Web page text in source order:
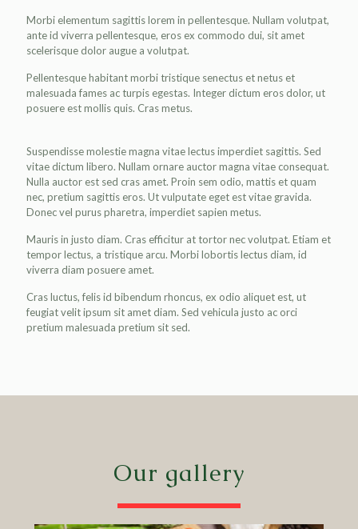
Morbi elementum sagittis lorem in pellentesque. Nullam volutpat,
ante id viverra pellentesque, eros ex commodo dui, sit amet
scelerisque dolor augue a volutpat.
Pellentesque habitant morbi tristique senectus et netus et
malesuada fames ac turpis egestas. Integer dictum eros dolor, ut
posuere est mollis quis. Cras metus.
Suspendisse molestie magna vitae lectus imperdiet sagittis. Sed
vitae dictum libero. Nullam ornare auctor magna vitae consequat.
Nulla auctor est sed cras amet. Proin sem odio, mattis et quam
nec, pretium sagittis eros. Ut vulputate eget est vitae gravida.
Donec vel purus pharetra, imperdiet sapien metus.
Mauris in justo diam. Cras efficitur at tortor nec volutpat. Etiam et
tempor lectus, a tristique arcu. Morbi lobortis lectus diam, id
viverra diam posuere amet.
Cras luctus, felis id bibendum rhoncus, ex odio aliquet est, ut
feugiat velit ipsum sit amet diam. Sed vehicula justo ac orci
pretium malesuada pretium sit sed.
Our gallery